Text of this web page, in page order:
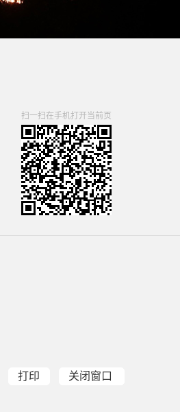
扫一扫在手机打开当前页
打印 关闭窗口